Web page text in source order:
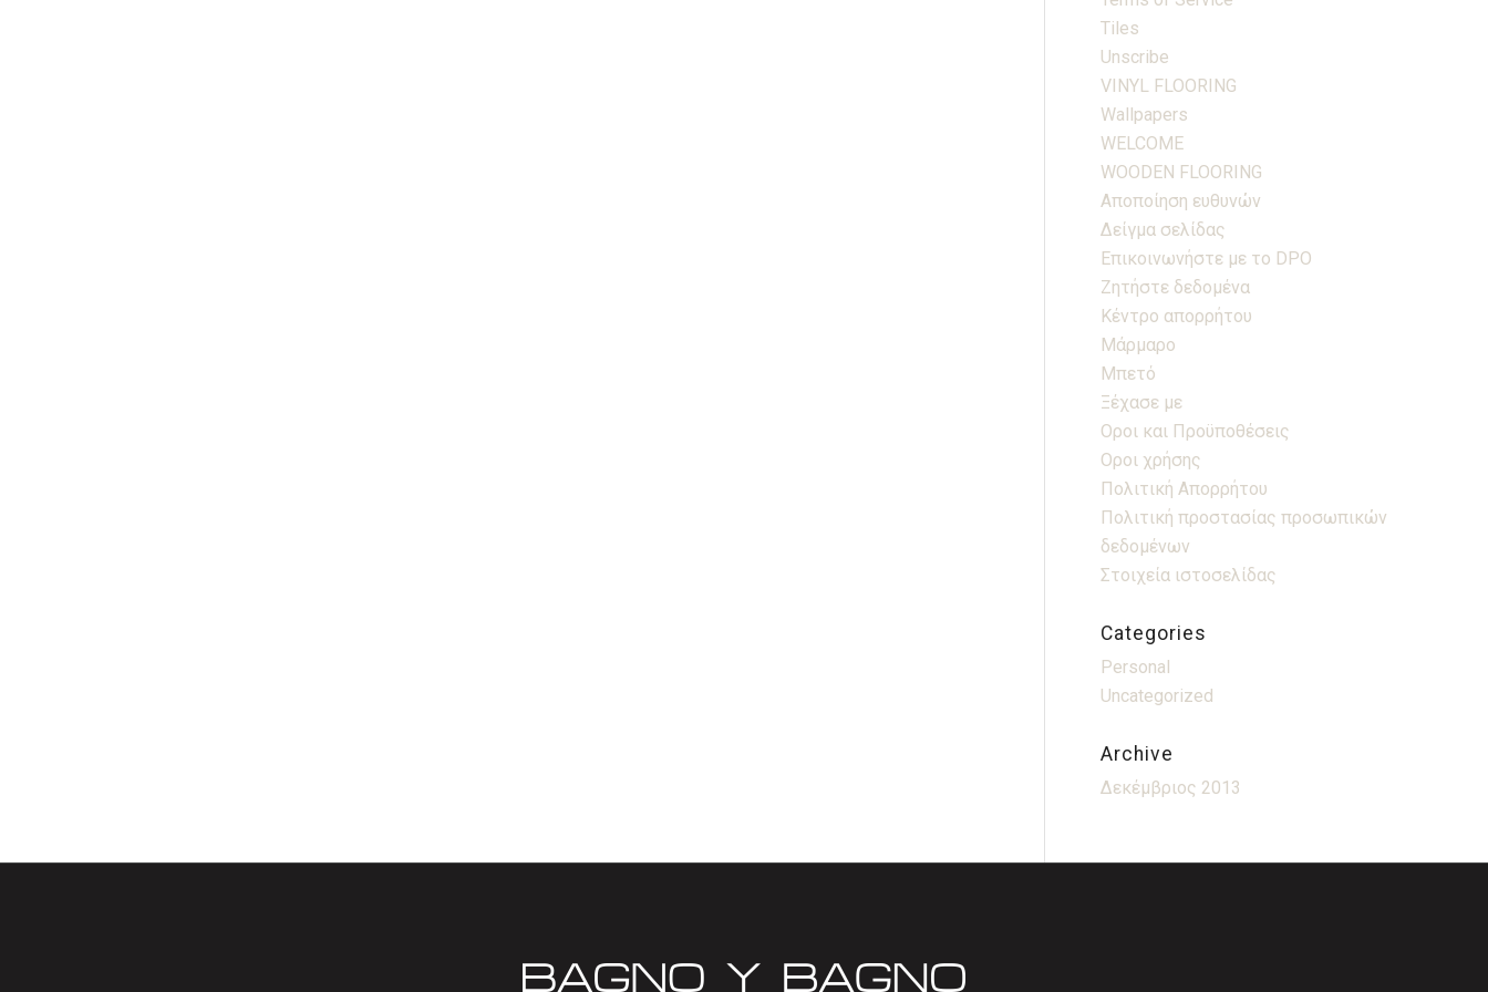
Tiles
Unscribe
VINYL FLOORING
Wallpapers
WELCOME
WOODEN FLOORING
Αποποίηση ευθυνών
Δείγμα σελίδας
Επικοινωνήστε με το DPO
Ζητήστε δεδομένα
Κέντρο απορρήτου
Μάρμαρο
Μπετό
Ξέχασε με
Οροι και Προϋποθέσεις
Οροι χρήσης
Πολιτική Απορρήτου
Πολιτική προστασίας προσωπικών
δεδομένων
Στοιχεία ιστοσελίδας
Categories
Personal
Uncategorized
Archive
Δεκέμβριος 2013